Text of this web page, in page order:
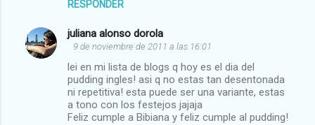
RESPONDER
juliana alonso dorola
9 de noviembre de 2011 a las 16:01
lei en mi lista de blogs q hoy es el dia del
pudding ingles! asi q no estas tan desentonada
ni repetitiva! esta puede ser una variante, estas
a tono con los festejos jajaja
Feliz cumple a Bibiana y feliz cumple al pudding!